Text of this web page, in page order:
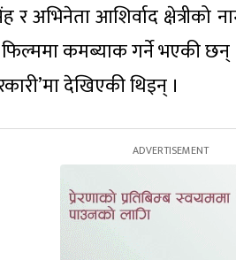
र अभिनेता आशिर्वाद
फिल्ममा कमब्याक गर्ने भएकी
देखिएकी थिइन् ।